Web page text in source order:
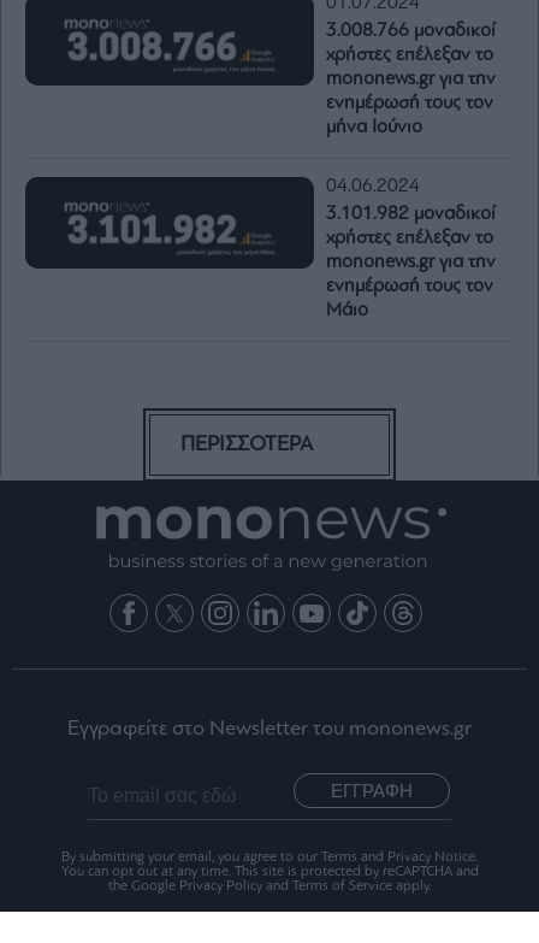
01.07.2024
3.008.766 μοναδικοί
χρήστες επέλεξαν το
mononews.gr για την
ενημέρωσή τους τον
μήνα Ιούνιο
04.06.2024
3.101.982 μοναδικοί
χρήστες επέλεξαν το
mononews.gr για την
ενημέρωσή τους τον
Μάιο
ΠΕΡΙΣΣΟΤΕΡΑ
Εγγραφείτε στο Newsletter του mononews.gr
ΕΓΓΡΑΦΗ
By submitting your email, you agree to our Terms and Privacy Notice.
You can opt out at any time. This site is protected by reCAPTCHA and
the Google Privacy Policy and Terms of Service apply.